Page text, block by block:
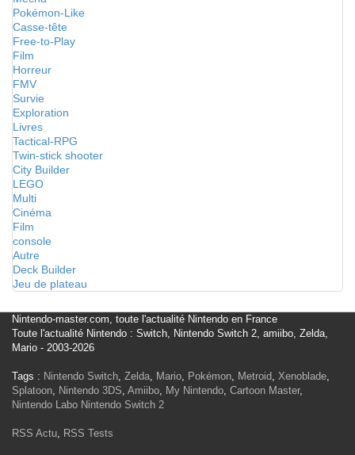
Pokémon-Like
Casse-tête
Free-to-Play
Film
Horreur
FMV
Survie
Exploration
Livres
Tactical-RPG
Twin-stick shooter
City Builder
LEGO
Multi
Cinéma
Film
console
Autre
Deck Builder
Jeu de plateau
Nintendo-master.com, toute l'actualité Nintendo en France
Toute l'actualité Nintendo : Switch, Nintendo Switch 2, amiibo, Zelda,
Mario - 2003-2026
Tags : Nintendo Switch, Zelda, Mario, Pokémon, Metroid, Xenoblade,
Splatoon, Nintendo 3DS, Amiibo, My Nintendo, Cartoon Master,
Nintendo Labo Nintendo Switch 2
RSS Actu, RSS Tests